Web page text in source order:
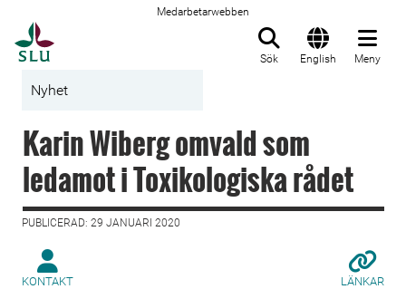
Medarbetarwebben
Sök English Meny
Nyhet
Karin Wiberg omvald som
ledamot i Toxikologiska rådet
PUBLICERAD: 29 JANUARI 2020
KONTAKT LÄNKAR